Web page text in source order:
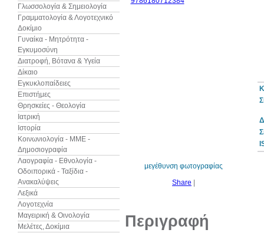
Γλωσσολογία & Σημειολογία
Γραμματολογία & Λογοτεχνικό
Δοκίμιο
Γυναίκα - Μητρότητα -
Εγκυμοσύνη
Διατροφή, Βότανα & Υγεία
Δίκαιο
Εγκυκλοπαίδειες
Επιστήμες
Θρησκείες - Θεολογία
Ιατρική
Ιστορία
Κοινωνιολογία - ΜΜΕ -
Δημοσιογραφία
Λαογραφία - Εθνολογία -
Οδοιπορικά - Ταξίδια -
Ανακαλύψεις
Λεξικά
Λογοτεχνία
Μαγειρική & Οινολογία
Μελέτες, Δοκίμια
μεγέθυνση φωτογραφίας
Share
Περιγραφή